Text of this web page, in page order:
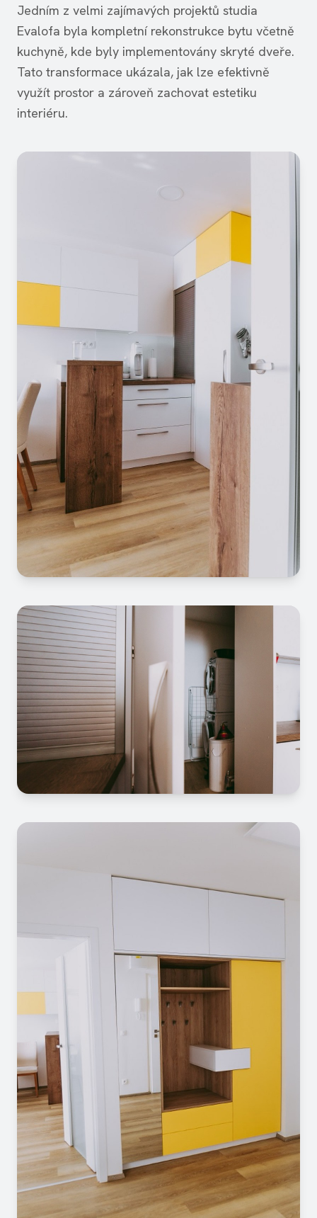
Jedním z velmi zajímavých projektů studia
Evalofa byla kompletní rekonstrukce bytu včetně
kuchyně, kde byly implementovány skryté dveře.
Tato transformace ukázala, jak lze efektivně
využít prostor a zároveň zachovat estetiku
interiéru.